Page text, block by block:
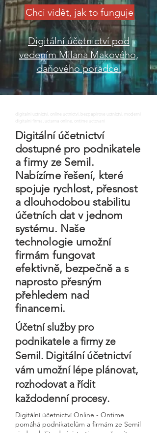
Chci vidět, jak to funguje
Digitální účetnictví pod
vedením Milana Makového,
daňového poradce.
digitalni uctnictvi, online uctnictvi, bezpapirove uctnictvi, moderni
digitalni firma, uctarna online, ontime uctovani
Digitální účetnictví
dostupné pro podnikatele
a firmy ze Semil.
Nabízíme řešení, které
spojuje rychlost, přesnost
a dlouhodobou stabilitu
účetních dat v jednom
systému. Naše
technologie umožní
firmám fungovat
efektivně, bezpečně a s
naprosto přesným
přehledem nad
financemi.
Účetní služby pro
podnikatele a firmy ze
Semil. Digitální účetnictví
vám umožní lépe plánovat,
rozhodovat a řídit
každodenní procesy.
Digitální účetnictví Online - Ontime
pomáhá podnikatelům a firmám ze Semil